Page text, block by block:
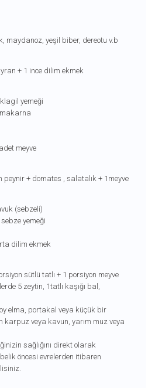
maydanoz, yeşil biber, dereotu v.b
+ 1 ince dilim ekmek
yemeği
meyve
peynir + domates , salatalık + 1meyve
(sebzeli)
yemeği
dilim ekmek
sütlü tatlı + 1 porsiyon meyve
5 zeytin, 1tatlı kaşığı bal,
elma, portakal veya küçük bir
karpuz veya kavun, yarım muz veya
sağlığını direkt olarak
öncesi evrelerden itibaren